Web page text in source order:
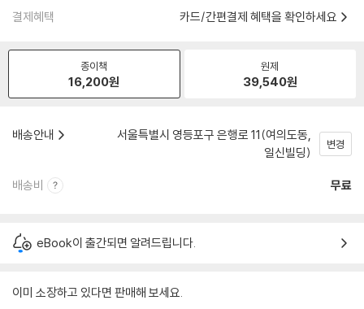
결제혜택 카드/간편결제 혜택을 확인하세요
종이책
16,200원
원제
39,540원
배송안내
서울특별시 영등포구 은행로 11(여의도동,
일신빌딩)
변경
배송비 무료
eBook이 출간되면 알려드립니다.
이미 소장하고 있다면 판매해 보세요.